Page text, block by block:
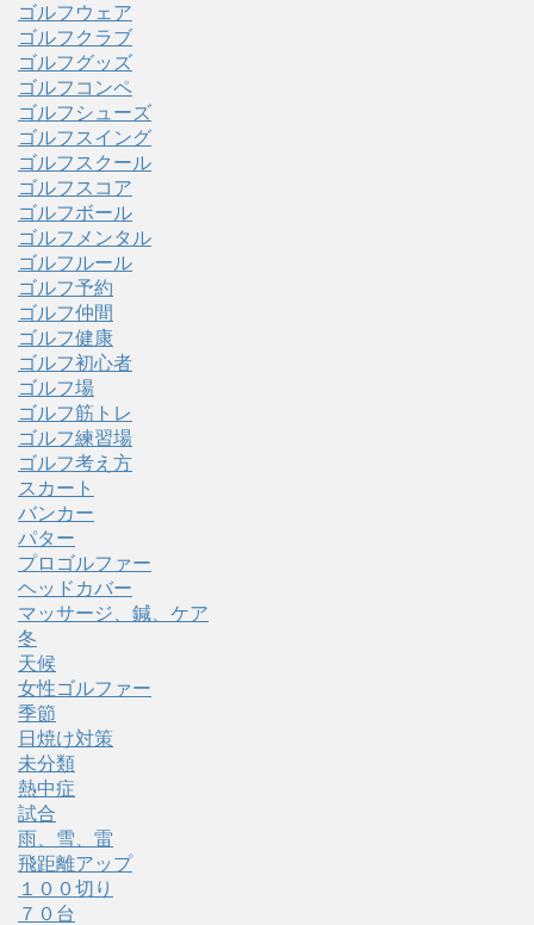
ゴルフウェア
ゴルフクラブ
ゴルフグッズ
ゴルフコンペ
ゴルフシューズ
ゴルフスイング
ゴルフスクール
ゴルフスコア
ゴルフボール
ゴルフメンタル
ゴルフルール
ゴルフ予約
ゴルフ仲間
ゴルフ健康
ゴルフ初心者
ゴルフ場
ゴルフ筋トレ
ゴルフ練習場
ゴルフ考え方
スカート
バンカー
パター
プロゴルファー
ヘッドカバー
マッサージ、鍼、ケア
冬
天候
女性ゴルファー
季節
日焼け対策
未分類
熱中症
試合
雨、雪、雷
飛距離アップ
１００切り
７０台